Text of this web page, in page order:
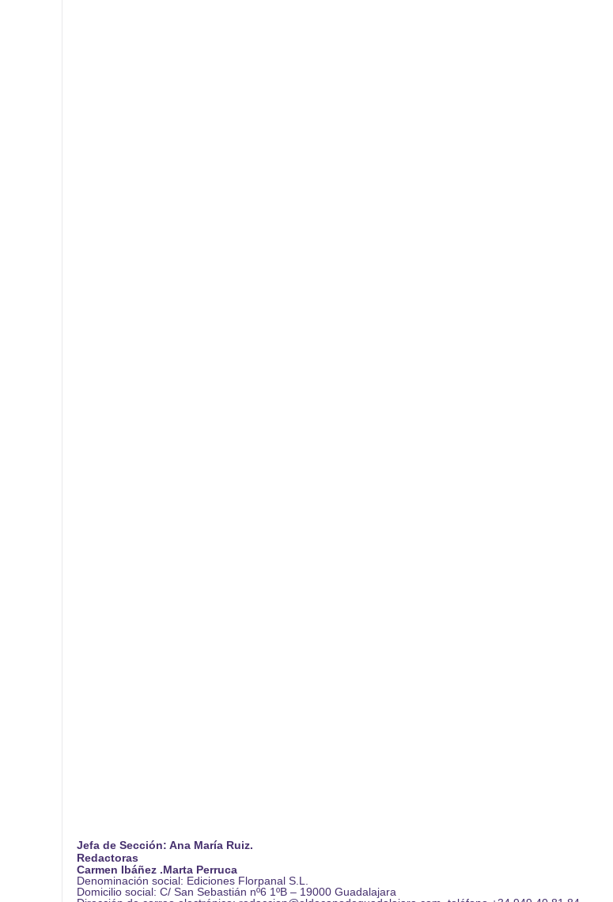
Jefa de Sección: Ana María Ruiz.
Redactoras
Carmen Ibáñez .Marta Perruca
Denominación social: Ediciones Florpanal S.L.
Domicilio social: C/ San Sebastián nº6 1ºB – 19000 Guadalajara